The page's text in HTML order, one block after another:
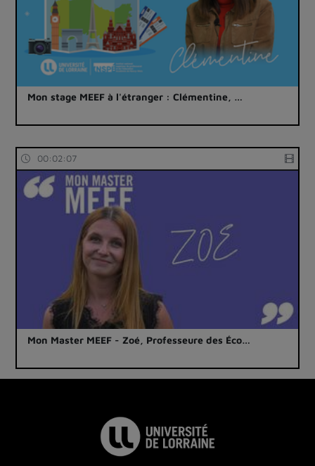
Mon stage MEEF à l'étranger : Clémentine, …
00:02:07
Mon Master MEEF - Zoé, Professeure des Éco…